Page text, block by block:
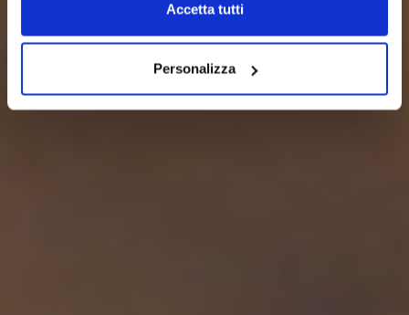
Accetta tutti
Personalizza